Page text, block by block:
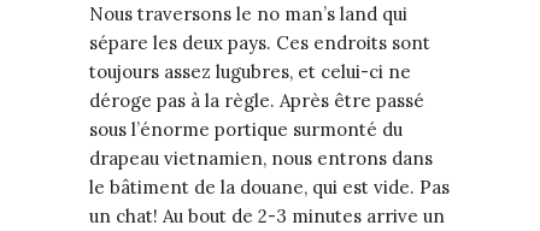
Nous traversons le no man’s land qui
sépare les deux pays. Ces endroits sont
toujours assez lugubres, et celui-ci ne
déroge pas à la règle. Après être passé
sous l’énorme portique surmonté du
drapeau vietnamien, nous entrons dans
le bâtiment de la douane, qui est vide. Pas
un chat! Au bout de 2-3 minutes arrive un